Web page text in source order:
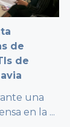
de
de
una
en la ...